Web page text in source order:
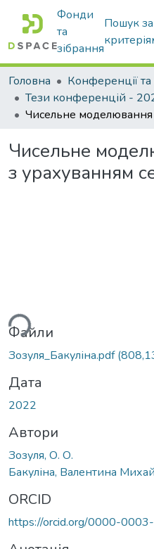
Фонди
та
зібрання
Пошук за
Головна
Тези конференцій -
Чисельне
з урахуванням
Файли
Зозуля_Бакуліна.pdf
Дата
2022
Автори
Зозуля, О. О.
Бакуліна, Валентина
ORCID
https://orcid.org/0000-